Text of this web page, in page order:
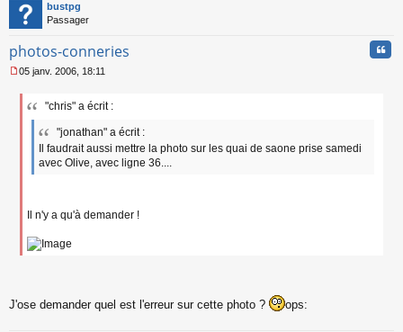
bustpg
Passager
photos-conneries
e
05 janv. 2006, 18:11
"chris" a écrit :
"jonathan" a écrit :
Il faudrait aussi mettre la photo sur les quai de saone prise samedi
avec Olive, avec ligne 36....
Il n'y a qu'à demander !
J'ose demander quel est l'erreur sur cette photo ? ops: